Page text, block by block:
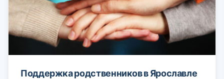
Поддержка родственников в Ярославле